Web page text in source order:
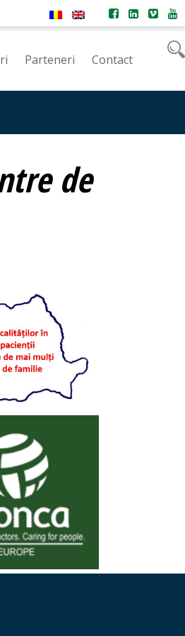
Parteneri Contact
de